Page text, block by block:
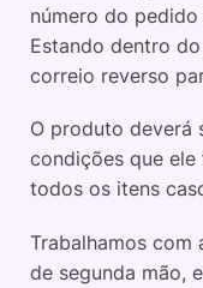
número do
Estando dentro
correio reverso
O produto deverá
condições que
todos os itens
Trabalhamos com
de segunda mão,